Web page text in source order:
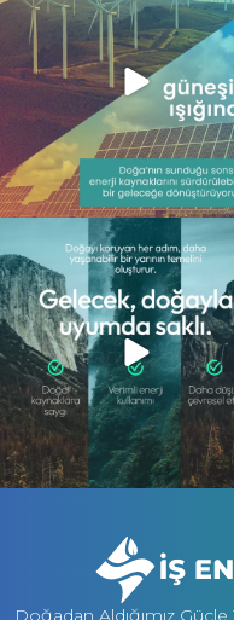
2 0
Gelecek, doğayla uyum içinde
adımlarla...
13 0
Doğadan Aldığımız Güçle